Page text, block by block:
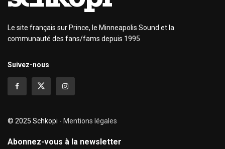
Le site français sur Prince, le Minneapolis Sound et la
communauté des fans/fams depuis 1995
Suivez-nous
© 2025 Schkopi - Mentions légales
Abonnez-vous à la newsletter